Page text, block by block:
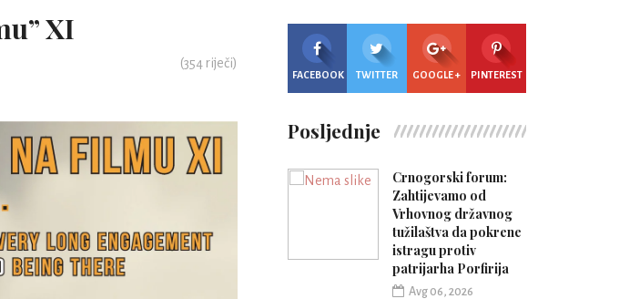
XI
(354riječi)
FACEBOOK TWITTER GOOGLE + PINTEREST
Posljednje
Crnogorski forum:
Zahtijevamo od
Vrhovnog državnog
tužilaštva da pokrene
istragu protiv
patrijarha Porfirija
Avg 06, 2026